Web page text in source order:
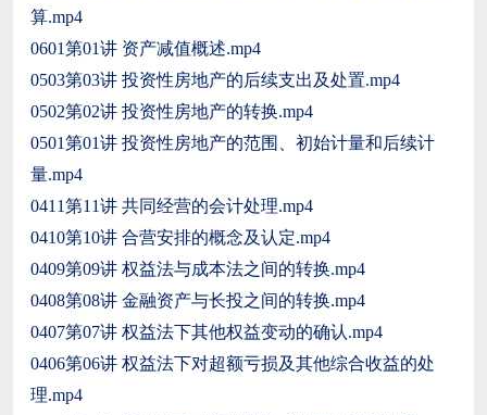
算.mp4
0601第01讲 资产减值概述.mp4
0503第03讲 投资性房地产的后续支出及处置.mp4
0502第02讲 投资性房地产的转换.mp4
0501第01讲 投资性房地产的范围、初始计量和后续计
量.mp4
0411第11讲 共同经营的会计处理.mp4
0410第10讲 合营安排的概念及认定.mp4
0409第09讲 权益法与成本法之间的转换.mp4
0408第08讲 金融资产与长投之间的转换.mp4
0407第07讲 权益法下其他权益变动的确认.mp4
0406第06讲 权益法下对超额亏损及其他综合收益的处
理.mp4